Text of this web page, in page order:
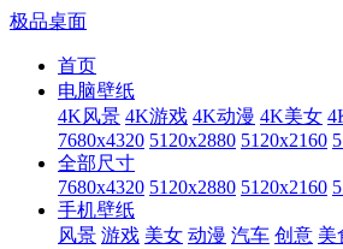
极品桌面
首页
电脑壁纸
4K风景 4K游戏 4K动漫 4K美女
7680x4320 5120x2880 5120x2160
全部尺寸
7680x4320 5120x2880 5120x2160
手机壁纸
风景 游戏 美女 动漫 汽车 创意 美